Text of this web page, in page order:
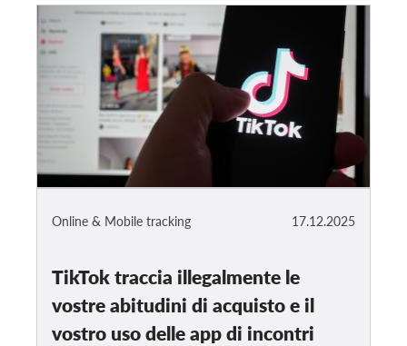
17.12.2025
Online & Mobile tracking
TikTok traccia illegalmente le
vostre abitudini di acquisto e il
vostro uso delle app di incontri